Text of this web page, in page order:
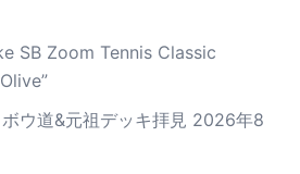
SB Zoom Tennis Classic
ボウ道&元祖デッキ拝見 2026年8